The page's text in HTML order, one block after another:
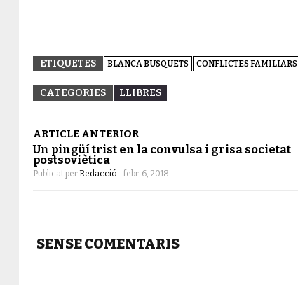
ETIQUETES BLANCA BUSQUETS CONFLICTES FAMILIARS
CATEGORIES LLIBRES
ARTICLE ANTERIOR
Un pingüí trist en la convulsa i grisa societat
postsoviètica
Publicat per Redacció - febr. 6, 2018
SENSE COMENTARIS